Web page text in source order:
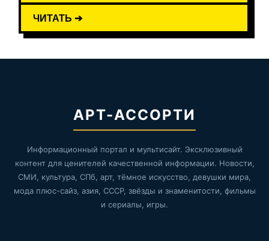
ЧИТАТЬ ➔
АРТ-АССОРТИ
Информационный портал и мультисайт. Эксклюзивный
контент для ценителей качественной информации. Новости,
СМИ, культура, СПб, арт, тёмное искусство, девушки мира,
мода плюс-сайз, азия, СССР, звёзды и знаменитости, фильмы
и сериалы, игры.